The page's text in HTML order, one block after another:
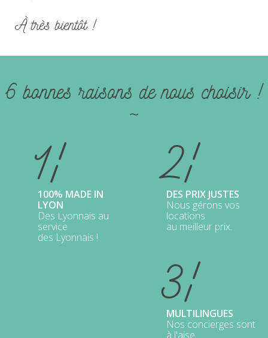
À très bientôt !
6 bonnes raisons de nous choisir !
~
1¦
100% MADE IN
LYON
Des Lyonnais au
service
des Lyonnais !
2¦
DES PRIX JUSTES
Nous gérons vos
locations
au meilleur prix.
3¦
MULTILINGUES
Nos concierges sont
à l'aise